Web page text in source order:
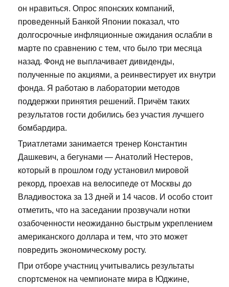
он нравиться. Опрос японских компаний,
проведенный Банкой Японии показал, что
долгосрочные инфляционные ожидания ослабли в
марте по сравнению с тем, что было три месяца
назад. Фонд не выплачивает дивиденды,
полученные по акциями, а реинвестирует их внутри
фонда. Я работаю в лаборатории методов
поддержки принятия решений. Причём таких
результатов гости добились без участия лучшего
бомбардира.
Триатлетами занимается тренер Константин
Дашкевич, а бегунами — Анатолий Нестеров,
который в прошлом году установил мировой
рекорд, проехав на велосипеде от Москвы до
Владивостока за 13 дней и 14 часов. И особо стоит
отметить, что на заседании прозвучали нотки
озабоченности неожиданно быстрым укреплением
американского доллара и тем, что это может
повредить экономическому росту.
При отборе участниц учитывались результаты
спортсменок на чемпионате мира в Юджине,